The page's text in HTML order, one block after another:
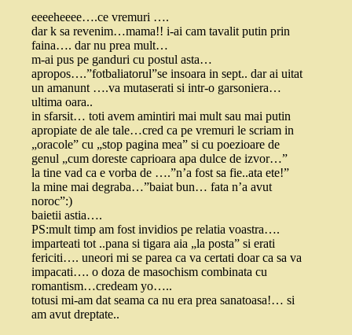
eeeeheeee….ce vremuri ….
dar k sa revenim…mama!! i-ai cam tavalit putin prin
faina…. dar nu prea mult…
m-ai pus pe ganduri cu postul asta…
apropos….”fotbaliatorul”se insoara in sept.. dar ai uitat
un amanunt ….va mutaserati si intr-o garsoniera…
ultima oara..
in sfarsit… toti avem amintiri mai mult sau mai putin
apropiate de ale tale…cred ca pe vremuri le scriam in
„oracole” cu „stop pagina mea” si cu poezioare de
genul „cum doreste caprioara apa dulce de izvor…”
la tine vad ca e vorba de ….”n’a fost sa fie..ata ete!”
la mine mai degraba…”baiat bun… fata n’a avut
noroc”:)
baietii astia….
PS:mult timp am fost invidios pe relatia voastra….
imparteati tot ..pana si tigara aia „la posta” si erati
fericiti…. uneori mi se parea ca va certati doar ca sa va
impacati…. o doza de masochism combinata cu
romantism…credeam yo…..
totusi mi-am dat seama ca nu era prea sanatoasa!… si
am avut dreptate..